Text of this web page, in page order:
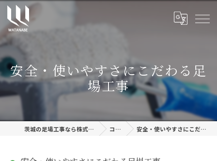
安全・使いやすさにこだわる足
場工事
茨城の足場工事なら株式会社渡邊建設 コラム 安全・使いやすさにこだわる足場工事